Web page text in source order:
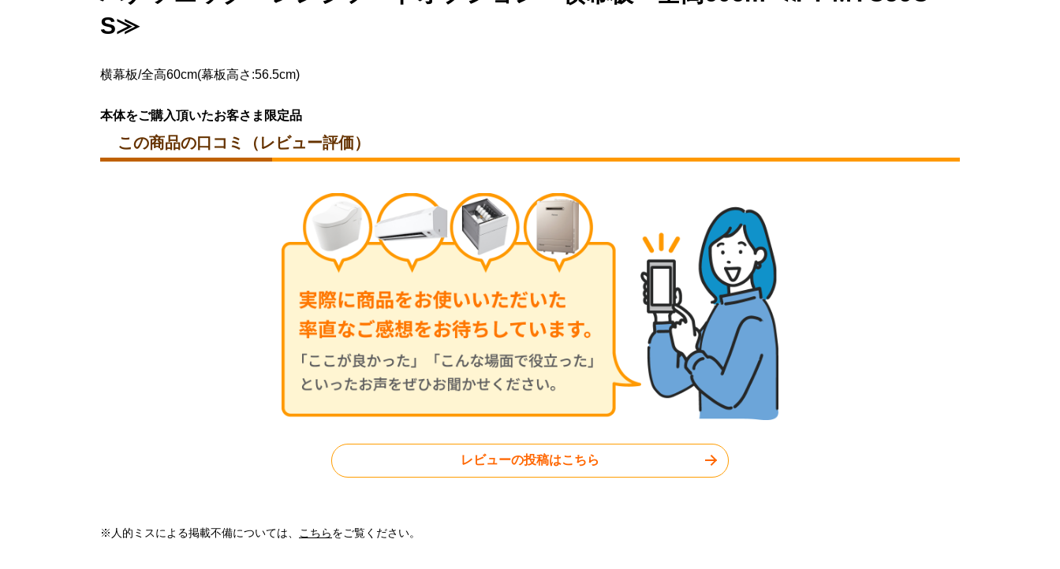
お買い物を続ける カートへ進む
S≫
本体をご購入頂いたお客さま限定品
横幕板/全高60cm(幕板高さ:56.5cm)
この商品の口コミ（レビュー評価）
レビューの投稿はこちら
※人的ミスによる掲載不備については、 こちらをご覧ください。